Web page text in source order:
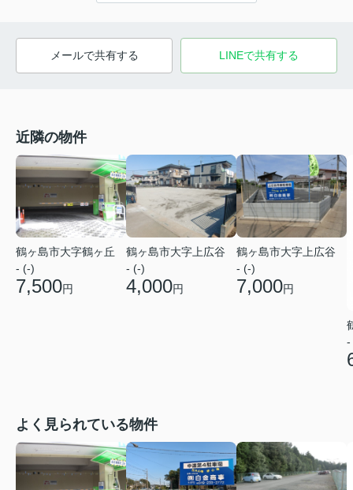
メールで共有する LINEで共有する
近隣の物件
鶴ヶ島市大字鶴ヶ丘
- (-)
7,500円
鶴ヶ島市大字上広谷
- (-)
4,000円
鶴ヶ島市大字上広谷
- (-)
7,000円
-
よく見られている物件